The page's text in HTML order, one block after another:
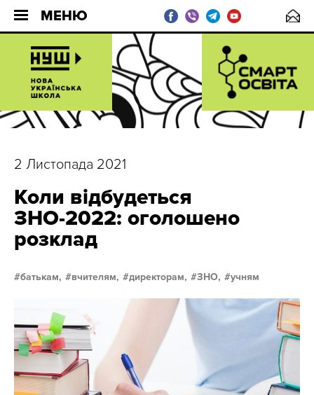
МЕНЮ
2 Листопада 2021
Коли відбудеться
ЗНО-2022: оголошено
розклад
батькам, вчителям, директорам, ЗНО, учням